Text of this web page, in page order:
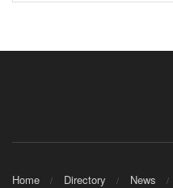
Home Directory News